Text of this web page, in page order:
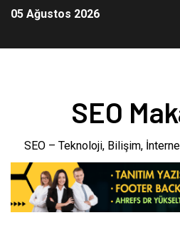
05 Ağustos 2026
SEO
SEO – Teknoloji, Bilişim,